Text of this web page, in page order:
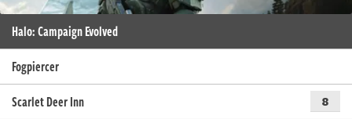
Halo: Campaign Evolved
Fogpiercer
Scarlet Deer Inn
8